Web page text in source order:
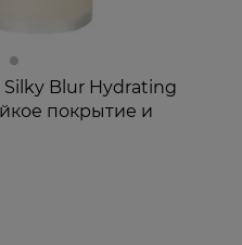
Blur Hydrating
покрытие и